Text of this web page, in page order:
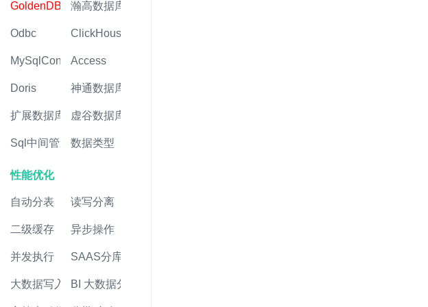
GoldenDB 瀚高数据库
Odbc ClickHouse
MySqlConnector
Access
Doris 神通数据库
扩展数据库 虚谷数据库
Sql中间管道 数据类型
性能优化
自动分表 读写分离
二级缓存 异步操作
并发执行 SAAS分库
大数据写入 BI 大数据分析